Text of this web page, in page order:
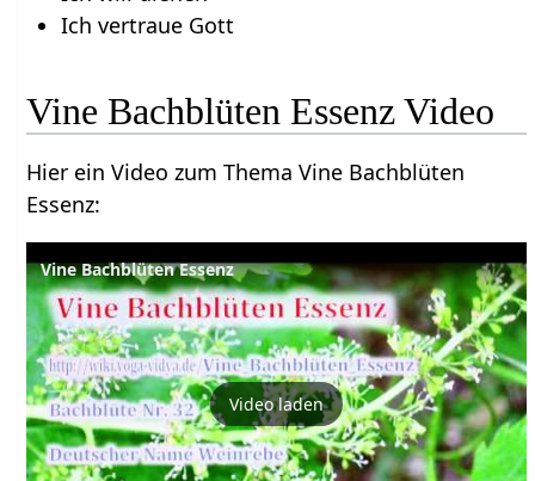
Ich vertraue Gott
Vine Bachblüten Essenz Video
Hier ein Video zum Thema Vine Bachblüten
Essenz:
Vine Bachblüten Essenz
Video laden